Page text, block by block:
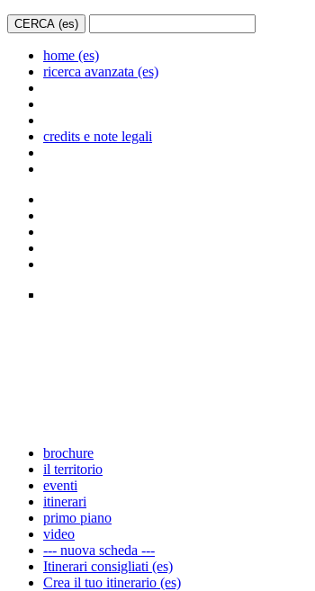
home (es)
ricerca avanzata (es)
credits e note legali
brochure
il territorio
eventi
itinerari
primo piano
video
--- nuova scheda ---
Itinerari consigliati (es)
Crea il tuo itinerario (es)